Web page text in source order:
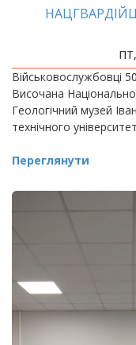
Військовослужбовці
Височана
Геологічний музей
технічного
Переглянути